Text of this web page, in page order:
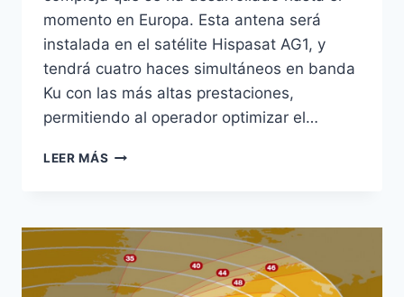
momento en Europa. Esta antena será
instalada en el satélite Hispasat AG1, y
tendrá cuatro haces simultáneos en banda
Ku con las más altas prestaciones,
permitiendo al operador optimizar el…
LEER MÁS LA
EN
BANDA
KU
DE